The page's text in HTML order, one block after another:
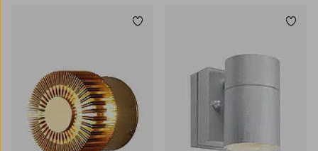
Tilføj til favoritter